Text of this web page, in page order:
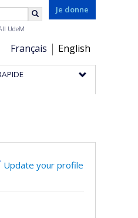
Je donne
Choix
de
la
Français English
UdeM
Update your profile